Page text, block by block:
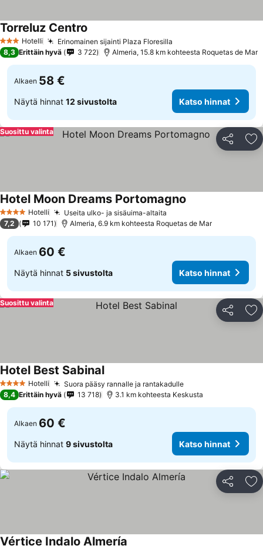
3 Tähtiluokitus
Hotelli Erinomainen sijainti Plaza Floresilla
Torreluz Centro
8,3 Erittäin hyvä 3 722 Almeria, 15.8 km kohteesta Roquetas de Mar
Alkaen 58 €
Näytä hinnat 12 sivustolta Katso hinnat
Jaa
Suosittu valinta
4 Tähtiluokitus
Hotelli Useita ulko- ja sisäuima-altaita
Hotel Moon Dreams Portomagno
7,2 10 171 Almeria, 6.9 km kohteesta Roquetas de Mar
Alkaen 60 €
Näytä hinnat 5 sivustolta Katso hinnat
Jaa
Suosittu valinta
4 Tähtiluokitus
Hotelli Suora pääsy rannalle ja rantakadulle
Hotel Best Sabinal
8,4 Erittäin hyvä 13 718 3.1 km kohteesta Keskusta
Alkaen 60 €
Näytä hinnat 9 sivustolta Katso hinnat
Jaa
Vértice Indalo Almería